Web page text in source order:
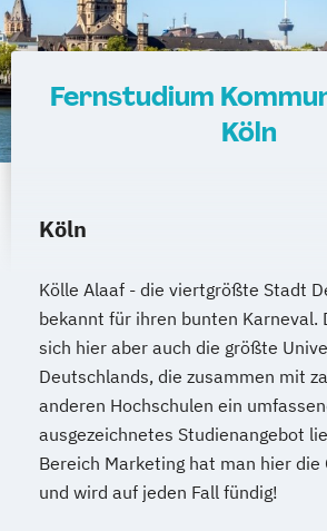
Fernstudium
Köln
Köln
Kölle Alaaf - die viertgrößte Stadt
bekannt für ihren bunten Karneval.
sich hier aber auch die größte
Deutschlands, die zusammen mit
anderen Hochschulen ein
ausgezeichnetes Studienangebot
Bereich Marketing hat man hier die
und wird auf jeden Fall fündig!